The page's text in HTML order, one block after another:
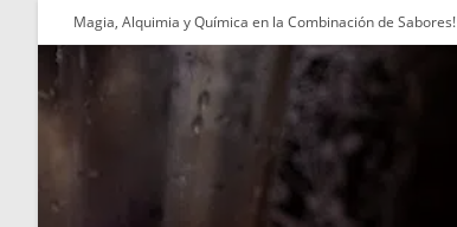
contenido
Magia, Alquimia y Química en la Combinación de Sabores!